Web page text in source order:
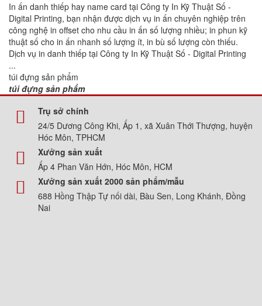
In ấn danh thiếp hay name card tại Công ty In Kỹ Thuật Số -
Digital Printing, bạn nhận được dịch vụ in ấn chuyên nghiệp trên
công nghệ in offset cho nhu cầu in ấn số lượng nhiều; in phun kỹ
thuật số cho in ấn nhanh số lượng ít, in bù số lượng còn thiếu.
Dịch vụ in danh thiếp tại Công ty In Kỹ Thuật Số - Digital Printing
...
túi đựng sản phẩm
túi đựng sản phẩm
Trụ sở chính
24/5 Dương Công Khi, Ấp 1, xã Xuân Thới Thượng, huyện
Hóc Môn, TPHCM
Xưởng sản xuất
Ấp 4 Phan Văn Hớn, Hóc Môn, HCM
Xưởng sản xuất 2000 sản phẩm/mẫu
688 Hồng Thập Tự nối dài, Bàu Sen, Long Khánh, Đồng
Nai